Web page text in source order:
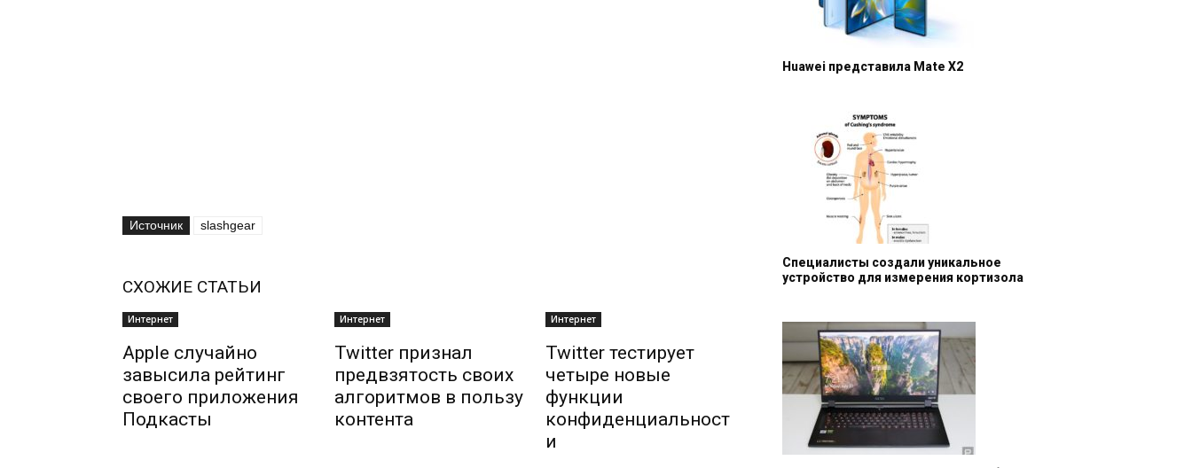
Источник slashgear
СХОЖИЕ СТАТЬИ
Интернет
Apple случайно
завысила рейтинг
своего приложения
Подкасты
Интернет
Twitter признал
предвзятость своих
алгоритмов в пользу
контента
Интернет
Twitter тестирует
четыре новые
функции
конфиденциальност
и
Huawei представила Mate X2
Специалисты создали уникальное
устройство для измерения кортизола